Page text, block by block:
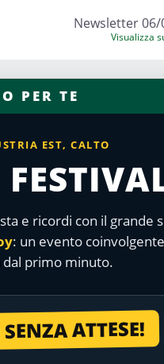
Newsletter 06/
Visualizza
PER TE
EST, CALTO
e ricordi con il grande
: un evento
primo minuto.
ATTESE!